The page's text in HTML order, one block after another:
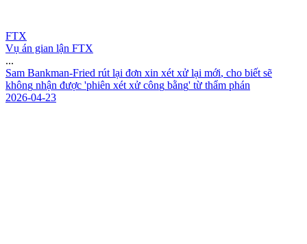
FTX
Vụ án gian lận FTX
...
Sam Bankman-Fried rút lại đơn xin xét xử lại mới, cho biết sẽ
không nhận được 'phiên xét xử công bằng' từ thẩm phán
2026-04-23